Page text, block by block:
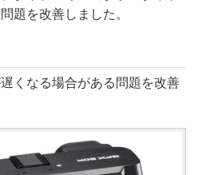
題を改善しました。
くなる場合がある問題を改善